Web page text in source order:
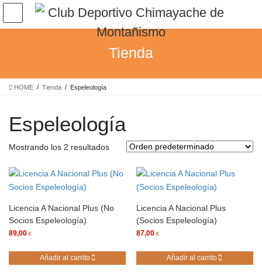
Saltar
contenido
Saltar
la
Tienda
HOME Tienda Espeleología
Espeleología
Mostrando los 2 resultados
Licencia A Nacional Plus (No
Socios Espeleología)
89,00€
Añadir al carrito
Licencia A Nacional Plus
(Socios Espeleología)
87,00 €
Añadir al carrito